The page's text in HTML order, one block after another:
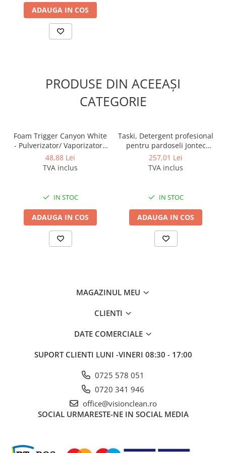
Sisteme, ustensile spalat
geamurile
Produse hoteliere
Gama de cosmetice hoteliere Black
Gama de cosmetice hoteliere Dove
Gama de cosmetice hoteliere
Holiday Care
Gama de cosmetice hoteliere I Am
Gama de cosmetice hoteliere Lux
Gama de cosmetice hoteliere
Gama de cosmetice hoteliere
Salvatore Ferragamo
Echipamente Persoane Dizabilitati
Cosuri gunoi interior
Casa, Gradina & Bricolaj
Intretinere panouri solare
Detergenti panouri solare
Echipamente panouri solare
Presuri industriale
ADAUGA IN COS
PRODUSE DIN ACEEAȘI
CATEGORIE
Foam Trigger Canyon White
- Pulverizator/ Vaporizator /
Declansator spuma, 5L
48,88 Lei
TVA inclus
IN STOC
ADAUGA IN COS
Taski, Detergent profesional
pentru pardoseli Jontec
Forward, 5L
257,01 Lei
TVA inclus
IN STOC
ADAUGA IN COS
MAGAZINUL MEU
CLIENTI
DATE COMERCIALE
SUPORT CLIENTI LUNI -VINERI 08:30 - 17:00
0725 578 051
0720 341 946
office@visionclean.ro
SOCIAL URMARESTE-NE IN SOCIAL MEDIA